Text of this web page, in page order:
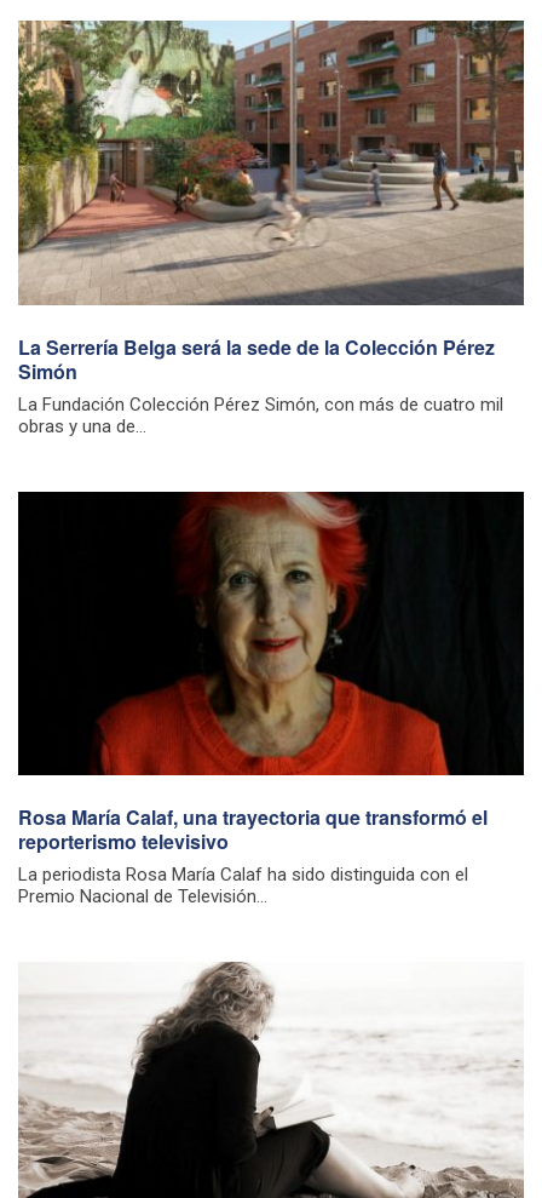
La Serrería Belga será la sede de la Colección Pérez
Simón
La Fundación Colección Pérez Simón, con más de cuatro mil
obras y una de...
Rosa María Calaf, una trayectoria que transformó el
reporterismo televisivo
La periodista Rosa María Calaf ha sido distinguida con el
Premio Nacional de Televisión...